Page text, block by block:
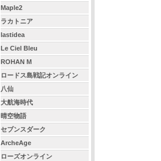
Maple2
ラカトニア
lastidea
Le Ciel Bleu
ROHAN M
ロードス島戦記オンライン
八仙
大航海時代
晴空物語
セブンスダーク
ArcheAge
ローズオンライン